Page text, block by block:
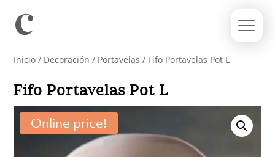
Inicio / Decoración / Portavelas / Fifo Portavelas Pot L
Fifo Portavelas Pot L
Online price!